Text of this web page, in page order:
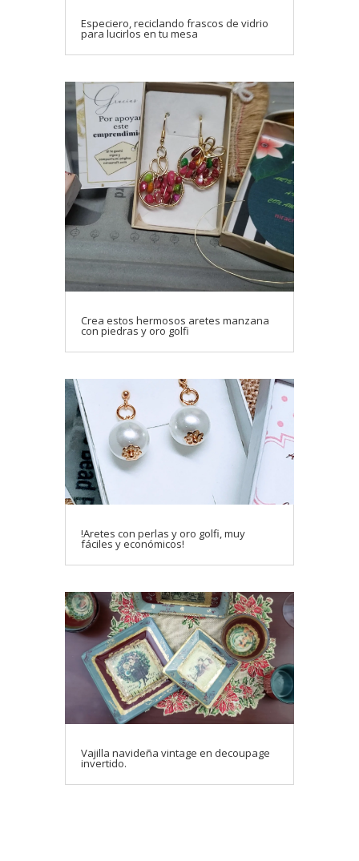
Especiero, reciclando frascos de vidrio
para lucirlos en tu mesa
Crea estos hermosos aretes manzana
con piedras y oro golfi
!Aretes con perlas y oro golfi, muy
fáciles y económicos!
Vajilla navideña vintage en decoupage
invertido.